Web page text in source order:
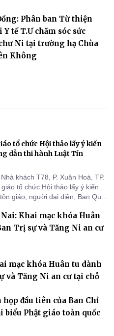
Phân ban Từ thiện
Y tế T.Ư chăm sóc sức
Ni tại trường hạ Chùa
Không
tổ chức Hội thảo lấy ý kiến
dẫn thi hành Luật Tín
khách T78, P. Xuân Hoà, TP.
tổ chức Hội thảo lấy ý kiến
giáo, người đại diện, Ban Quản
định quy định chi tiết một số
Khai mạc khóa Huân
Trị sự và Tăng Ni an cư
mạc khóa Huân tu dành
và Tăng Ni an cư tại chỗ
đầu tiên của Ban Chỉ
biểu Phật giáo toàn quốc